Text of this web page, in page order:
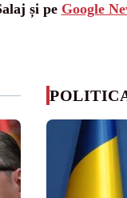
și pe Google